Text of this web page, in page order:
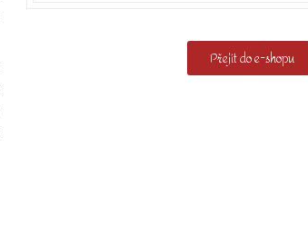
Přejít do e-shopu